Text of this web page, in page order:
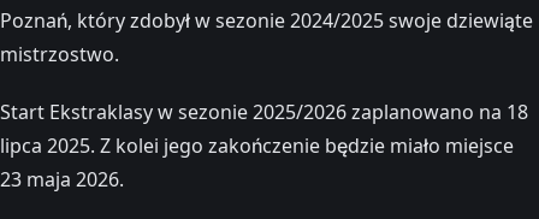
Poznań, który zdobył w sezonie 2024/2025 swoje dziewiąte
mistrzostwo.
Start Ekstraklasy w sezonie 2025/2026 zaplanowano na 18
lipca 2025. Z kolei jego zakończenie będzie miało miejsce
23 maja 2026.